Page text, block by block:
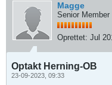
Magge
Senior Member
Oprettet: Jul
Optakt Herning-OB
23-09-2023, 09:33